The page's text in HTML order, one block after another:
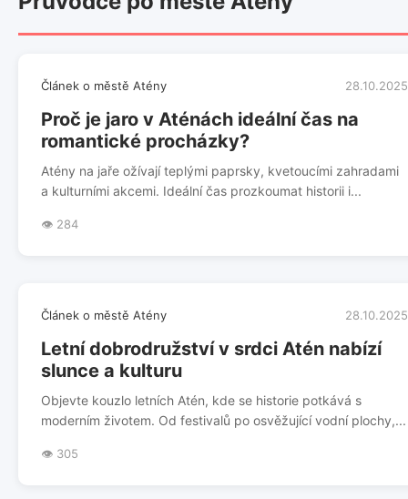
Článek o městě Atény 28.10.2025
Proč je jaro v Aténách ideální čas na
romantické procházky?
Atény na jaře ožívají teplými paprsky, kvetoucími zahradami
a kulturními akcemi. Ideální čas prozkoumat historii i...
👁️ 284
Článek o městě Atény 28.10.2025
Letní dobrodružství v srdci Atén nabízí
slunce a kulturu
Objevte kouzlo letních Atén, kde se historie potkává s
moderním životem. Od festivalů po osvěžující vodní plochy,...
👁️ 305